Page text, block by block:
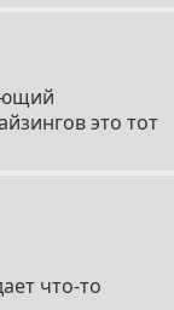
это тот
что-то